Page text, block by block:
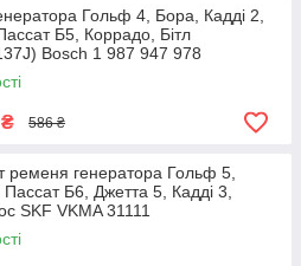
Гольф 4, Бора, Кадді 2,
Б5, Коррадо, Бітл
Bosch 1 987 947 978
₴ 586 ₴
ременя генератора Гольф 5,
Б6, Джетта 5, Кадді 3,
SKF VKMA 31111